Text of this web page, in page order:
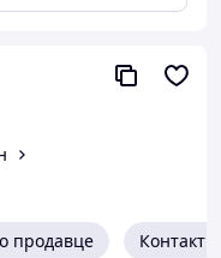
продавце Контакты